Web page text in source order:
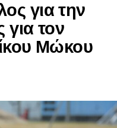
για την
για τον
Μώκου